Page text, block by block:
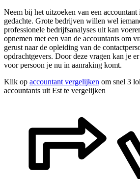
Neem bij het uitzoeken van een accountant
gedachte. Grote bedrijven willen wel
professionele bedrijfsanalyses uit kan
opnemen met een van de accountants om
gerust naar de opleiding van de
opdrachtgevers. Door deze vragen kan je
voor persoon je nu in aanraking komt.
Klik op accountant vergelijken om snel 3
accountants uit Est te vergelijken